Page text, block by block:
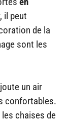
il peut
de la
sont les
un air
confortables.
chaises de